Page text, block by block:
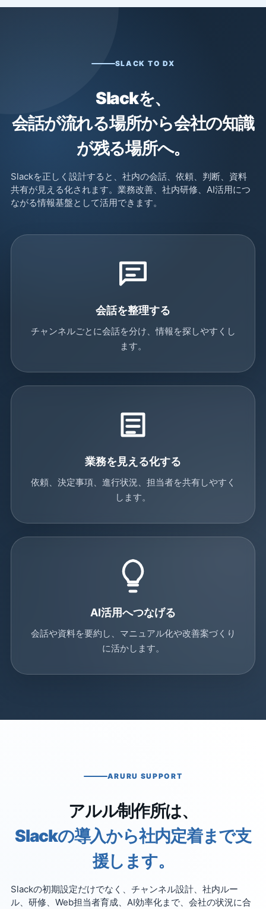
SLACK TO DX
Slackを、
会話が流れる場所から会社の知識
が残る場所へ。
Slackを正しく設計すると、社内の会話、依頼、判断、資料
共有が見える化されます。業務改善、社内研修、AI活用につ
ながる情報基盤として活用できます。
会話を整理する
チャンネルごとに会話を分け、情報を探しやすくし
ます。
業務を見える化する
依頼、決定事項、進行状況、担当者を共有しやすく
します。
AI活用へつなげる
会話や資料を要約し、マニュアル化や改善案づくり
に活かします。
ARURU SUPPORT
アルル制作所は、
Slackの導入から社内定着まで支
援します。
Slackの初期設定だけでなく、チャンネル設計、社内ルー
ル、研修、Web担当者育成、AI効率化まで、会社の状況に合